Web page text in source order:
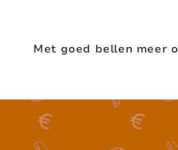
Met goed bellen meer